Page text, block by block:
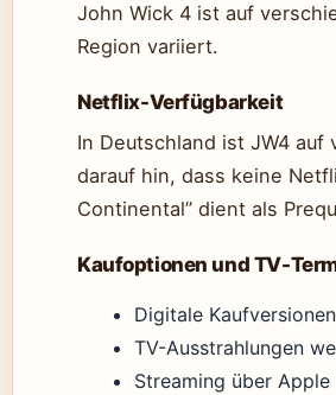
John Wick 4 ist auf
Region variiert.
Netflix-Verfügbarkeit
In Deutschland ist JW4
darauf hin, dass keine
Continental” dient als
Kaufoptionen und TV-
Digitale
TV-Ausstrahlungen
Streaming über